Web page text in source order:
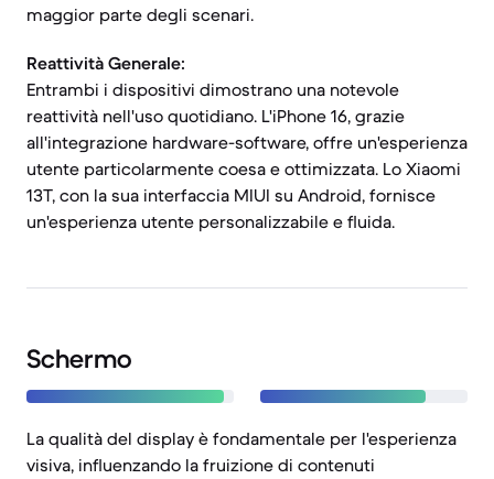
maggior parte degli scenari.
Reattività Generale:
Entrambi i dispositivi dimostrano una notevole
reattività nell'uso quotidiano. L'iPhone 16, grazie
all'integrazione hardware-software, offre un'esperienza
utente particolarmente coesa e ottimizzata. Lo Xiaomi
13T, con la sua interfaccia MIUI su Android, fornisce
un'esperienza utente personalizzabile e fluida.
Schermo
La qualità del display è fondamentale per l'esperienza
visiva, influenzando la fruizione di contenuti